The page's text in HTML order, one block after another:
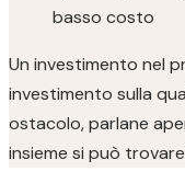
basso costo
Un investimento nel
investimento sulla
ostacolo, parlane
insieme si può